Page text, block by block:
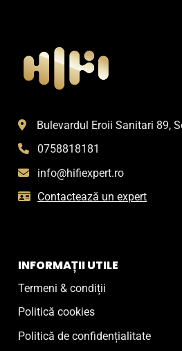
Bulevardul Eroii Sanitari 89,
0758818181
info@hifiexpert.ro
Contactează un expert
INFORMAȚII UTILE
Termeni & condiții
Politică cookies
Politică de confidențialitate